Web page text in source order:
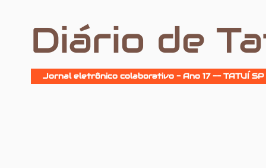
Diário de
Jornal eletrônico colaborativo - Ano 17 -- TATUÍ SP